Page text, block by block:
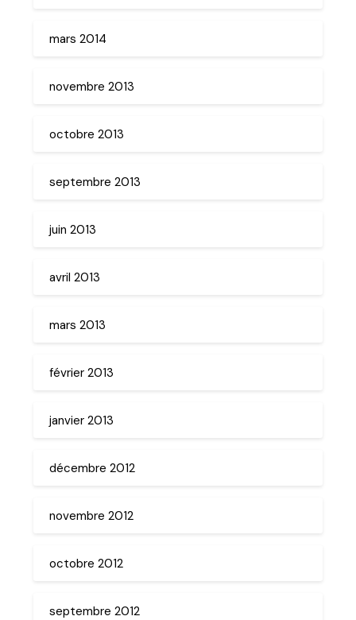
mars 2014
novembre 2013
octobre 2013
septembre 2013
juin 2013
avril 2013
mars 2013
février 2013
janvier 2013
décembre 2012
novembre 2012
octobre 2012
septembre 2012